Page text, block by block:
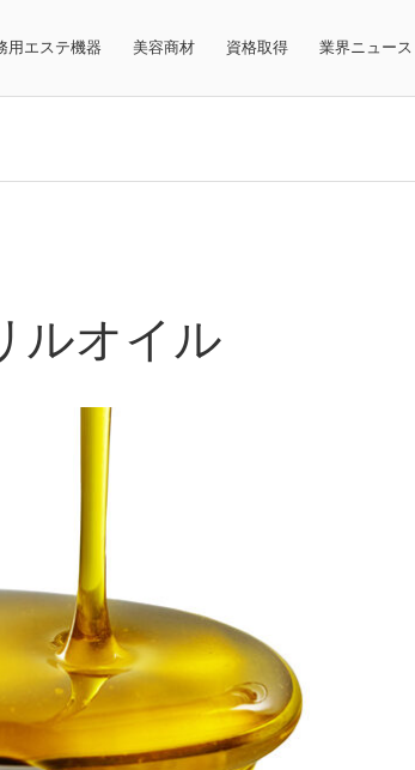
用エステ機器 美容商材 資格取得 業界ニュース
ルオイル